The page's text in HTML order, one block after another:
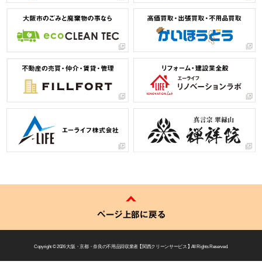
ページ上部に戻る
Copyright © 2026大阪・京都・奈良の不用品回収業者 【 関西クリーンサービス 】 All Rights Reserved.